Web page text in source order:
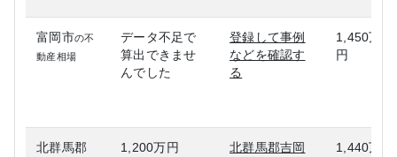
富岡市の不
動産相場
データ不足で
算出できませ
んでした
登録して事例
などを確認す
る
1,450万
円
北群馬郡
1,200万円
北群馬郡吉岡
1,440万